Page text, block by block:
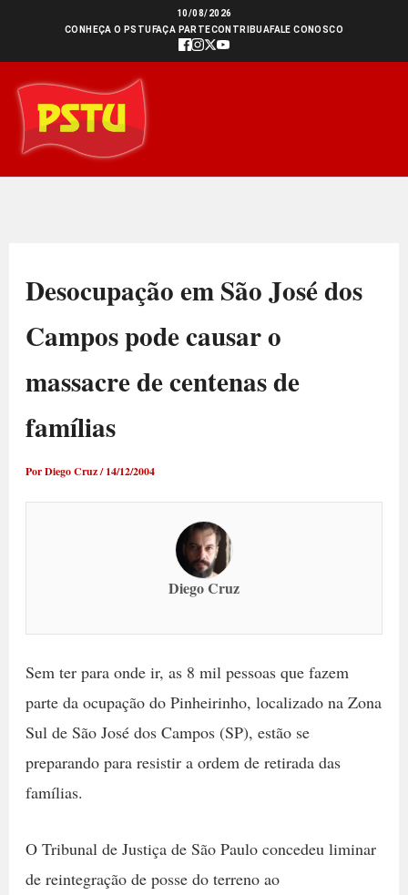
conteúdo
10/08/2026
CONHEÇA O PSTU FAÇA PARTECONTRIBUAFALE CONOSCO
Desocupação em São José dos
Campos pode causar o
massacre de centenas de
famílias
PorDiego Cruz/14/12/2004
Diego Cruz
Sem ter para onde ir, as 8 mil pessoas que fazem
parte da ocupação do Pinheirinho, localizado na Zona
Sul de São José dos Campos (SP), estão se
preparando para resistir a ordem de retirada das
famílias.
O Tribunal de Justiça de São Paulo concedeu liminar
de reintegração de posse do terreno ao